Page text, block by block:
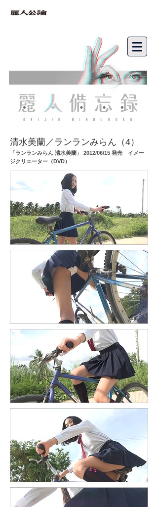
清水美蘭／ランランみらん（4）
「ランランみらん 清水美蘭」 2012/06/15 発売 イメー
ジクリエーター（DVD）